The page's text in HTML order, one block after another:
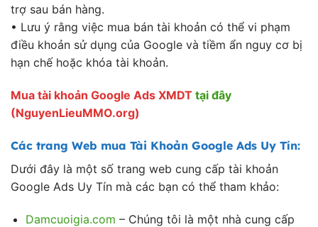
trợ sau bán hàng.
• Lưu ý rằng việc mua bán tài khoản có thể vi phạm
điều khoản sử dụng của Google và tiềm ẩn nguy cơ bị
hạn chế hoặc khóa tài khoản.
Mua tài khoản Google Ads XMDT tại đây
(NguyenLieuMMO.org)
Các trang Web mua Tài Khoản Google Ads Uy Tín:
Dưới đây là một số trang web cung cấp tài khoản
Google Ads Uy Tín mà các bạn có thể tham khảo:
Damcuoigia.com – Chúng tôi là một nhà cung cấp